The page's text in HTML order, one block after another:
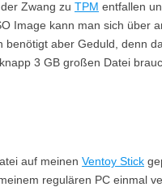
Zwang zu TPM entfallen
Image kann man sich über
benötigt aber Geduld, denn
3 GB großen Datei
auf meinen Ventoy Stick
regulären PC einmal